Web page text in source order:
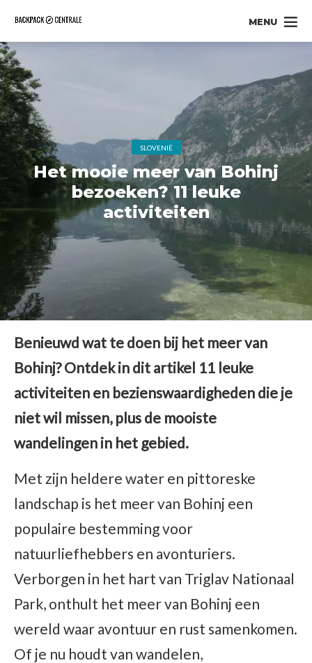
MENU
SLOVENIË
Het mooie meer van Bohinj
bezoeken? 11 leuke
activiteiten
Benieuwd wat te doen bij het meer van
Bohinj? Ontdek in dit artikel 11 leuke
activiteiten en bezienswaardigheden die je
niet wil missen, plus de mooiste
wandelingen in het gebied.
Met zijn heldere water en pittoreske
landschap is het meer van Bohinj een
populaire bestemming voor
natuurliefhebbers en avonturiers.
Verborgen in het hart van Triglav Nationaal
Park, onthult het meer van Bohinj een
wereld waar avontuur en rust samenkomen.
Of je nu houdt van wandelen,